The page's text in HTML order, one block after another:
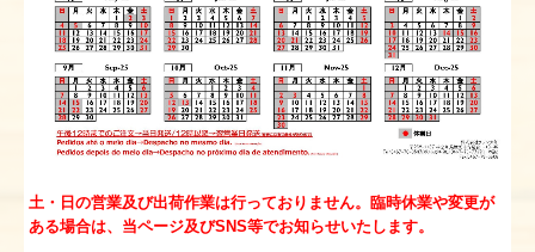
土・日の営業及び出荷作業は行っておりません。 臨時休業や変更が
ある場合は、当ページ及びSNS等でお知らせいたします。